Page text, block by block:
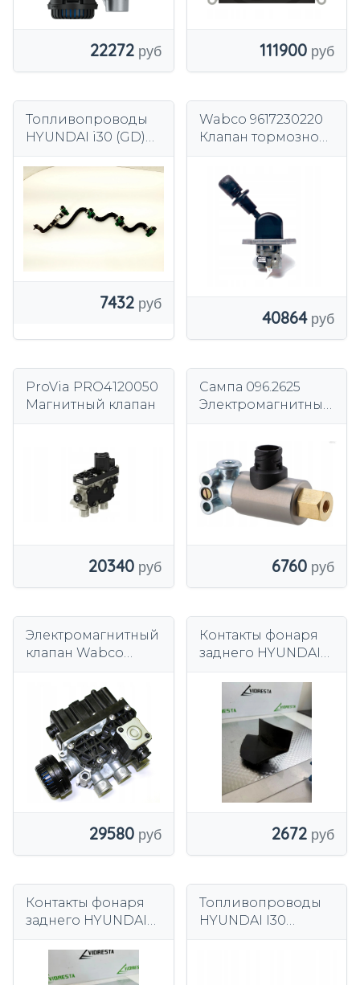
22272 111900
Топливопроводы
HYUNDAI i30 (GD)
81кВт 2015 г.
7432
Wabco 9617230220
Клапан тормозной,
тормоз
40864
ProVia PRO4120050
Магнитный клапан
20340
Сампа 096.2625
Электромагнитный
6760
Электромагнитный
клапан Wabco
29580
Контакты фонаря
заднего HYUNDAI
9240203 1.68л
дизель 2018 г.
2672
Контакты фонаря
заднего HYUNDAI
92401D3 1.68л
дизель 2018
Топливопроводы
HYUNDAI I30